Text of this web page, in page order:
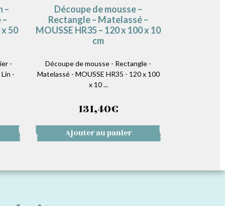
–
x 50
-
-
Découpe de mousse –
Rectangle – Matelassé –
MOUSSE HR35 – 120 x 100 x 10
cm
Découpe de mousse - Rectangle -
Matelassé - MOUSSE HR35 - 120 x 100
x 10 ...
131,40€
Ajouter au panier